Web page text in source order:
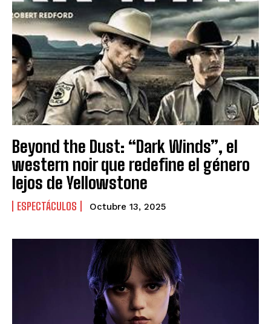
Beyond the Dust: “Dark Winds”, el
western noir que redefine el género
lejos de Yellowstone
ESPECTÁCULOS Octubre 13, 2025